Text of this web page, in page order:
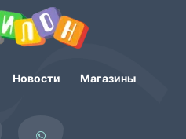
Новости Магазины